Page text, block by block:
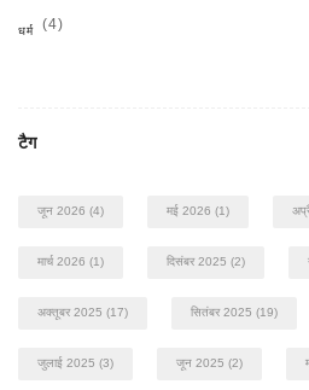
धर्म (4)
टैग
जून 2026 (4) मई 2026 (1)
मार्च 2026 (1) दिसंबर 2025 (2)
अक्तूबर 2025 (17) सितंबर 2025 (19)
जुलाई 2025 (3) जून 2025 (2)